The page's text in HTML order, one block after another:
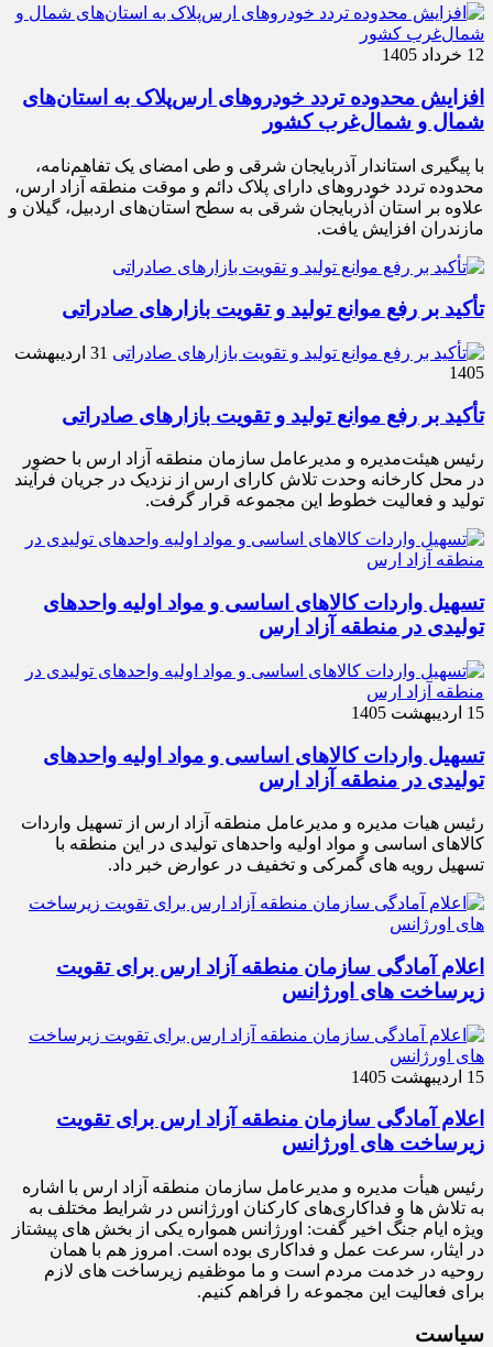
12 خرداد 1405
افزایش محدوده تردد خودروهای ارس‌پلاک به استان‌های
شمال و شمال‌غرب کشور
با پیگیری استاندار آذربایجان شرقی و طی امضای یک تفاهم‌نامه،
محدوده تردد خودروهای دارای پلاک دائم و موقت منطقه آزاد ارس،
علاوه بر استان آذربایجان شرقی به سطح استان‌های اردبیل، گیلان و
مازندران افزایش یافت.
تأکید بر رفع موانع تولید و تقویت بازارهای صادراتی
31 اردیبهشت
1405
تأکید بر رفع موانع تولید و تقویت بازارهای صادراتی
رئیس هیئت‌مدیره و مدیرعامل سازمان منطقه آزاد ارس با حضور
در محل کارخانه وحدت تلاش کارای ارس از نزدیک در جریان فرآیند
تولید و فعالیت خطوط این مجموعه قرار گرفت.
تسهیل واردات کالاهای اساسی و مواد اولیه واحدهای
تولیدی در منطقه آزاد ارس
15 اردیبهشت 1405
تسهیل واردات کالاهای اساسی و مواد اولیه واحدهای
تولیدی در منطقه آزاد ارس
رئیس هیات مدیره و مدیرعامل منطقه آزاد ارس از تسهیل واردات
کالاهای اساسی و مواد اولیه واحدهای تولیدی در این منطقه با
تسهیل رویه های گمرکی و تخفیف در عوارض خبر داد.
اعلام آمادگی سازمان منطقه آزاد ارس برای تقویت
زیرساخت‌ های اورژانس
15 اردیبهشت 1405
اعلام آمادگی سازمان منطقه آزاد ارس برای تقویت
زیرساخت‌ های اورژانس
رئیس هیأت‌ مدیره و مدیرعامل سازمان منطقه آزاد ارس با اشاره
به تلاش‌ ها و فداکاری‌های کارکنان اورژانس در شرایط مختلف به‌
ویژه ایام جنگ اخیر گفت: اورژانس همواره یکی از بخش‌ های پیشتاز
در ایثار، سرعت‌ عمل و فداکاری بوده است. امروز هم با همان
روحیه در خدمت مردم است و ما موظفیم زیرساخت‌ های لازم
برای فعالیت این مجموعه را فراهم کنیم.
سیاست